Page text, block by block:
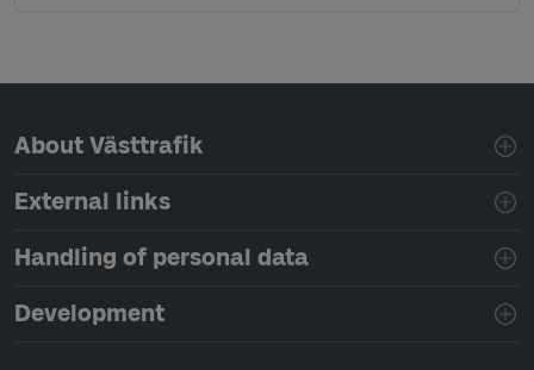
Page footer navigation
About Västtrafik
External links
Handling of personal data
Development